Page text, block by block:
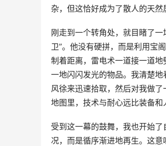
杂，但这恰好成为了散人的天
刚走到一个转角处，就目睹了一
卫”。他没有硬拼，而是利用宝
制着距离，雷电术一道接一道
一地闪闪发光的物品。我清楚
风徐来迅速拾取，然后对我做
地图里，技术与耐心远比装备和
受到这一幕的鼓舞，我也开始
况，而是循序渐进地再生。这意